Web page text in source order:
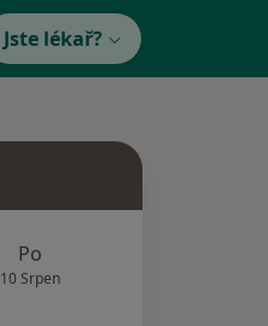
Jste lékař?
Po
10 Srpen